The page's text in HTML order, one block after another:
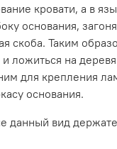
кровати, а в
основания,
скоба. Таким
и ложиться на
для крепления
основания.
данный вид